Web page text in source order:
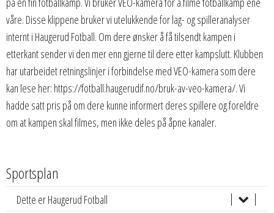
våre. Disse klippene bruker vi utelukkende for lag- og spilleranalyser
internt i Haugerud Fotball. Om dere ønsker å få tilsendt kampen i
etterkant sender vi den mer enn gjerne til dere etter kampslutt. Klubben
har utarbeidet retningslinjer i forbindelse med VEO-kamera som dere
kan lese her: https://fotball.haugerudif.no/bruk-av-veo-kamera/. Vi
hadde satt pris på om dere kunne informert deres spillere og foreldre
om at kampen skal filmes, men ikke deles på åpne kanaler.
Sportsplan
Dette er Haugerud Fotball